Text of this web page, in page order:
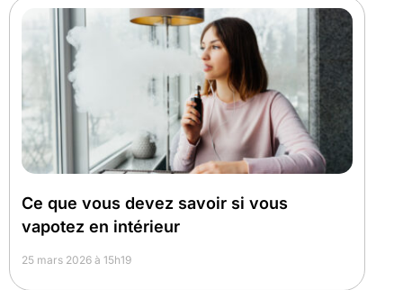
Ce que vous devez savoir si vous
vapotez en intérieur
25 mars 2026 à 15h19